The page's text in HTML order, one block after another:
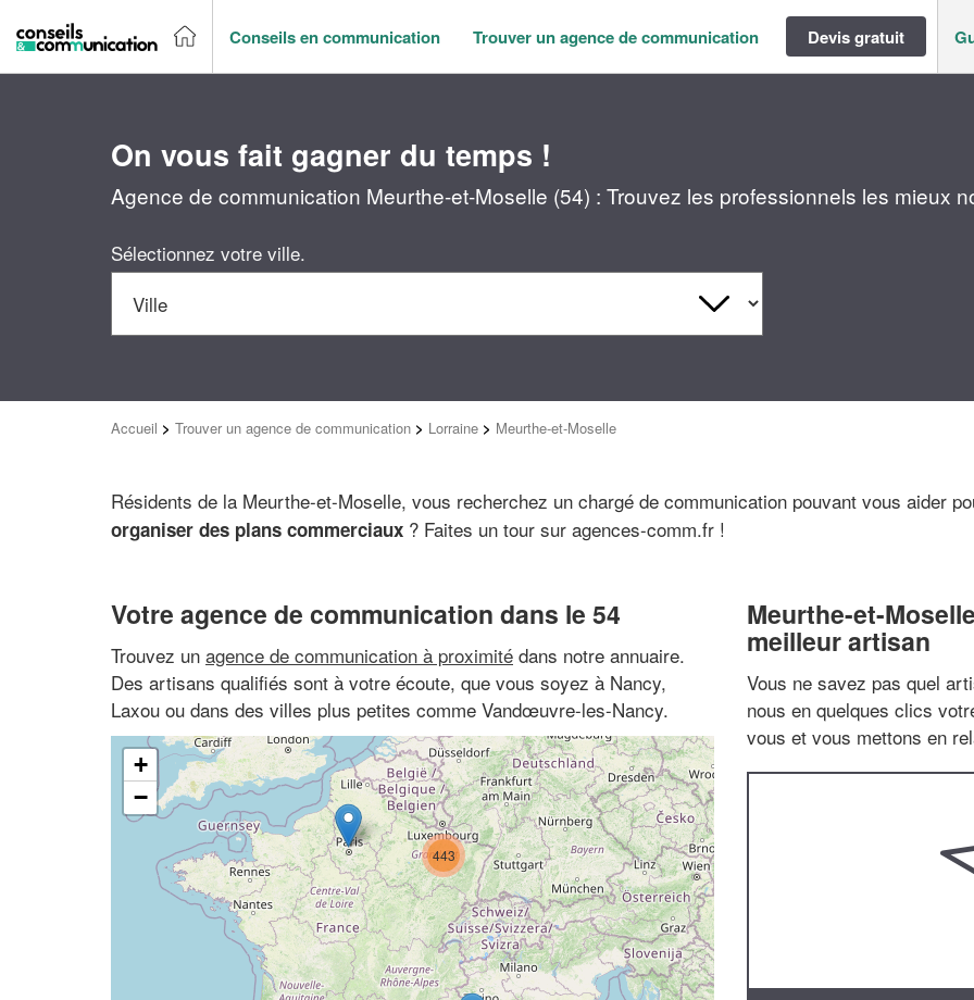
Conseils en communication Trouver un agence de communication Devis gratuit
On vous fait gagner du temps !
Agence de communication Meurthe-et-Moselle (54) : Trouvez les professionnels les mieux
Sélectionnez votre ville.
Accueil > Trouver un agence de communication > Lorraine > Meurthe-et-Moselle
Résidents de la Meurthe-et-Moselle, vous recherchez un chargé de communication pouvant vous aider
organiser des plans commerciaux ? Faites un tour sur agences-comm.fr !
Votre agence de communication dans le 54
Trouvez un agence de communication à proximité dans notre annuaire.
Des artisans qualifiés sont à votre écoute, que vous soyez à Nancy,
Laxou ou dans des villes plus petites comme Vandœuvre-les-Nancy.
443
+
−
Meurthe-et-
meilleur artisan
Vous ne savez pas quel
nous en quelques clics
vous et vous mettons en